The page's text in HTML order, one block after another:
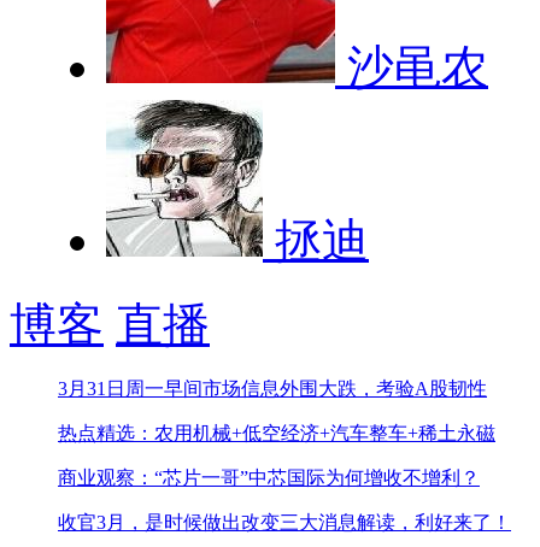
沙黾农
拯迪
博客 直播
3月31日周一早间市场信息外围大跌，考验A股韧性
热点精选：农用机械+低空经济+汽车整车+稀土永磁
商业观察：“芯片一哥”中芯国际为何增收不增利？
收官3月，是时候做出改变三大消息解读，利好来了！